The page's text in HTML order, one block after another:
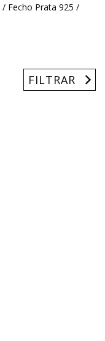
/ Fecho Prata 925 /
FILTRAR